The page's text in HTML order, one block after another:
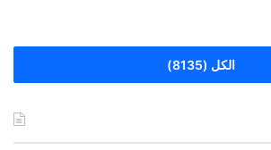
الكل (8135)